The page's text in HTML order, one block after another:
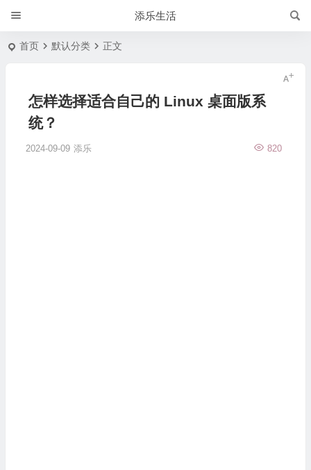
添乐生活
首页 默认分类 正文
怎样选择适合自己的 Linux 桌面版系
统？
2024-09-09 添乐 820